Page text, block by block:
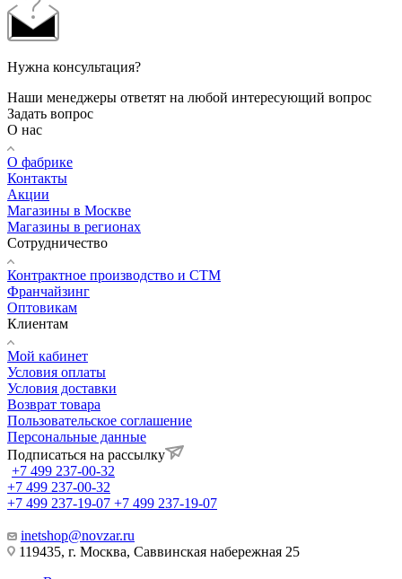
Нужна консультация?
Наши менеджеры ответят на любой интересующий вопрос
Задать вопрос
О нас
О фабрике
Контакты
Акции
Магазины в Москве
Магазины в регионах
Сотрудничество
Контрактное производство и СТМ
Франчайзинг
Оптовикам
Клиентам
Мой кабинет
Условия оплаты
Условия доставки
Возврат товара
Пользовательское соглашение
Персональные данные
Подписаться на рассылку
+7 499 237-00-32
+7 499 237-00-32
+7 499 237-19-07 +7 499 237-19-07
inetshop@novzar.ru
119435, г. Москва, Саввинская набережная 25